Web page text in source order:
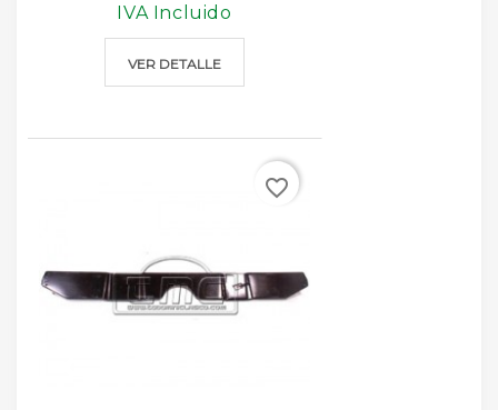
IVA Incluido
VER DETALLE
favorite_border